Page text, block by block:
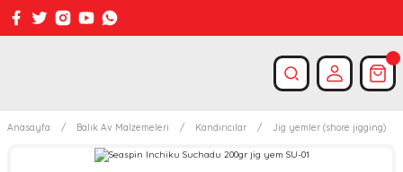
Anasayfa Balık Av Malzemeleri Kandırıcılar Jig yemler (shore jigging)